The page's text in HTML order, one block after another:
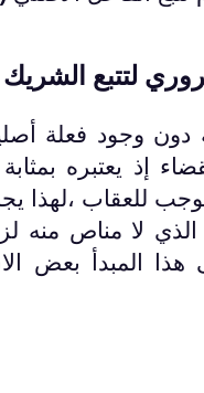
لتتبع الشريك
وجود فعلة
إذ يعتبره
للعقاب ،لهذا
لا مناص منه
المبدأ بعض